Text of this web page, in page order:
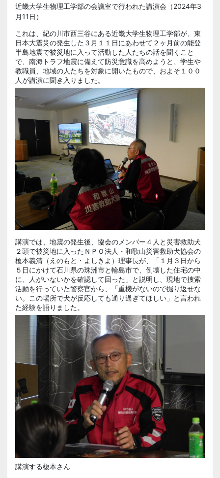
近畿大学生物理工学部の会議室で行われた講演会（2024年3
月11日）
これは、紀の川市西三谷にある近畿大学生物理工学部が、東
日本大震災の発生した３月１１日にあわせて２ヶ月前の能登
半島地震で被災地に入って活動した人たちの話を聞くこと
で、南海トラフ地震に備えて防災意識を高めようと、学生や
教職員、地域の人たちを対象に開いたもので、およそ１００
人が講演に聞き入りました。
講演では、地震の発生後、協会のメンバー４人と災害救助犬
２頭で被災地に入ったＮＰＯ法人・和歌山災害救助犬協会の
榎本義清（えのもと・よしきよ）理事長が、「１月３日から
５日にかけて石川県の珠洲市と輪島市で、倒壊した住宅の中
に、人がいないかを確認して回った」と説明し、現地で捜索
活動を行っていた警察官から、「重機がないので掘り返せな
い。この場所で犬が反応しても通り過ぎてほしい」と言われ
た経験を語りました。
講演する榎本さん